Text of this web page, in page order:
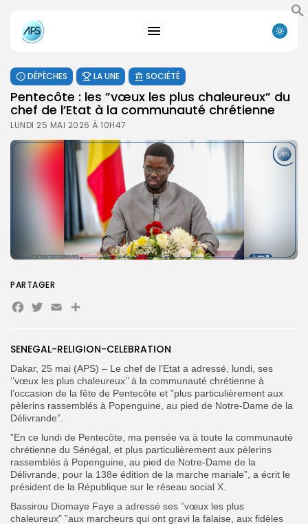
for:
FR
DÉPÊCHES LA UNE SOCIÉTÉ
Pentecôte : les ”vœux les plus chaleureux” du
chef de l’Etat à la communauté chrétienne
LUNDI 25 MAI 2026 À 10H47
SENEGAL-RELIGION-CELEBRATION
Dakar, 25 mai (APS) – Le chef de l’Etat a adressé, lundi, ses
‘’vœux les plus chaleureux’’ à la communauté chrétienne à
l’occasion de la fête de Pentecôte et ”plus particulièrement aux
pèlerins rassemblés à Popenguine, au pied de Notre-Dame de la
Délivrande”.
”En ce lundi de Pentecôte, ma pensée va à toute la communauté
chrétienne du Sénégal, et plus particulièrement aux pèlerins
rassemblés à Popenguine, au pied de Notre-Dame de la
Délivrande, pour la 138e édition de la marche mariale”, a écrit le
président de la République sur le réseau social X.
Bassirou Diomaye Faye a adressé ses ”vœux les plus
chaleureux” ”aux marcheurs qui ont gravi la falaise, aux fidèles
PARTAGER
Facebook
Twitter
Email